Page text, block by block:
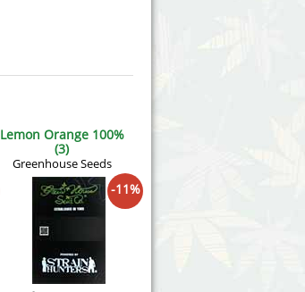
Lemon Orange 100%
(3)
Greenhouse Seeds
-11%